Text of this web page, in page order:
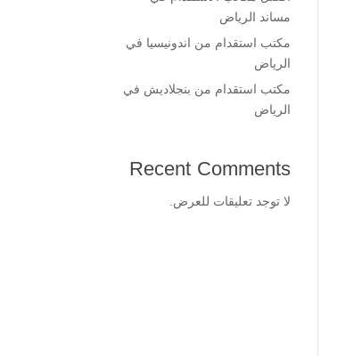
مساند الرياض
مكتب استقدام من اندونيسيا في
الرياض
مكتب استقدام من بنجلاديش في
الرياض
Recent Comments
لا توجد تعليقات للعرض.